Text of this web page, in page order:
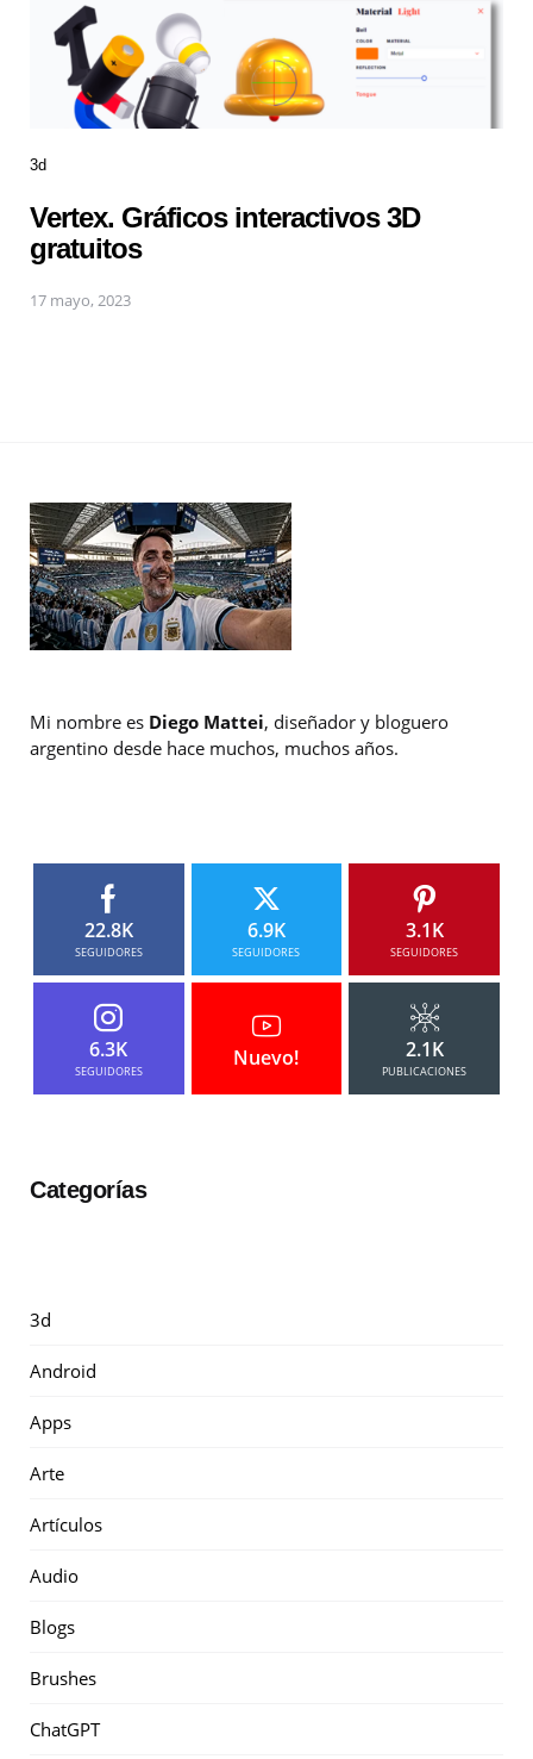
3d
Vertex. Gráficos interactivos 3D
gratuitos
17 mayo, 2023
Mi nombre es Diego Mattei, diseñador y bloguero
argentino desde hace muchos, muchos años.
22.8K
SEGUIDORES
6.9K
SEGUIDORES
3.1K
SEGUIDORES
6.3K
SEGUIDORES
Nuevo! 2.1K
PUBLICACIONES
Categorías
3d
Android
Apps
Arte
Artículos
Audio
Blogs
Brushes
ChatGPT